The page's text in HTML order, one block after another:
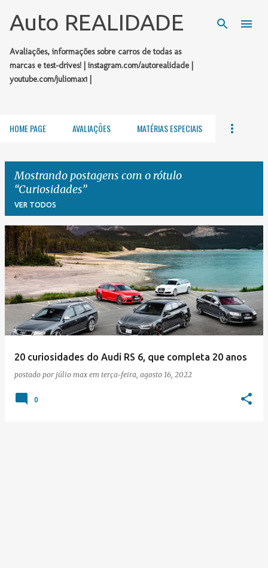
Pular para o conteúdo principal
Auto REALIDADE
Avaliações, informações sobre carros de todas as
marcas e test-drives! | instagram.com/autorealidade |
youtube.com/juliomax1 |
HOME PAGE AVALIAÇÕES MATÉRIAS ESPECIAIS
Mostrando postagens com o rótulo
Curiosidades
VER TODOS
P
o
s
t
a
g
20 curiosidades do Audi RS 6, que completa 20 anos
postado por júlio max em terça-feira, agosto 16, 2022
0